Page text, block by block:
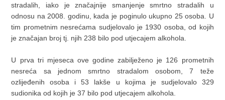
stradalih, iako je značajnije smanjenje smrtno stradalih u
odnosu na 2008. godinu, kada je poginulo ukupno 25 osoba. U
tim prometnim nesrećama sudjelovalo je 1930 osoba, od kojih
je značajan broj tj. njih 238 bilo pod utjecajem alkohola.
U prva tri mjeseca ove godine zabilježeno je 126 prometnih
nesreća sa jednom smrtno stradalom osobom, 7 teže
ozlijeđenih osoba i 53 lakše u kojima je sudjelovalo 329
sudionika od kojih je 37 bilo pod utjecajem alkohola.